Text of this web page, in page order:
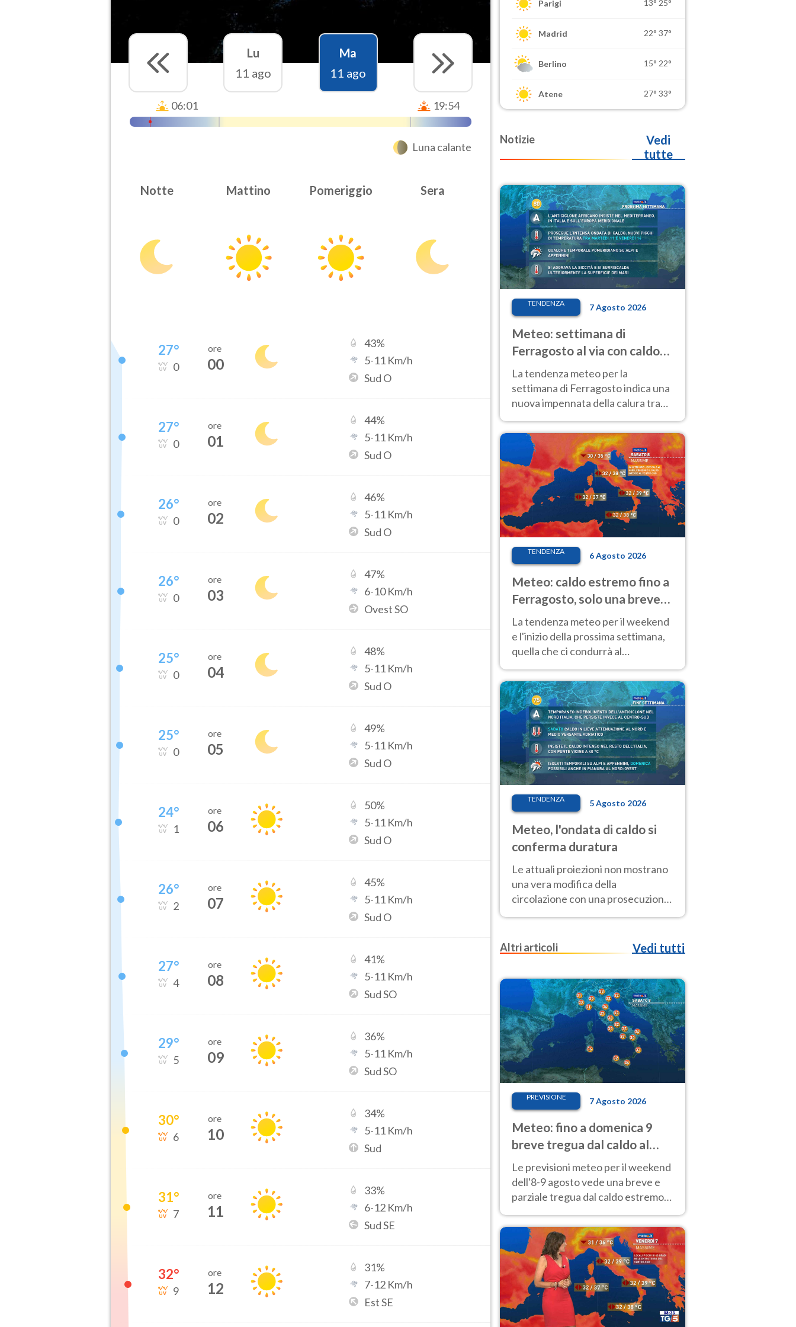
Lu
11 ago
Ma
11 ago
06:01 19:54
Luna calante
Notte Mattino Pomeriggio Sera
27°
0
ore
00
43%
5-11 Km/h
Sud O
27°
0
ore
01
44%
5-11 Km/h
Sud O
26°
0
ore
02
46%
5-11 Km/h
Sud O
26°
0
ore
03
47%
6-10Km/h
Ovest SO
25°
0
ore
04
48%
5-11 Km/h
Sud O
25°
0
ore
05
49%
5-11 Km/h
Sud O
24°
1
ore
06
50%
5-11 Km/h
Sud O
26°
2
ore
07
45%
5-11 Km/h
Sud O
27°
4
ore
08
41%
5-11 Km/h
Sud SO
29°
5
ore
09
36%
5-11 Km/h
Sud SO
30°
6
ore
10
34%
5-11 Km/h
Sud
31°
7
ore
11
33%
6-12 Km/h
Sud SE
32°
9
ore
12
31%
7-12 Km/h
Est SE
Parigi 13° 25°
Madrid 22° 37°
Berlino 15° 22°
Atene 27° 33°
Notizie
Vedi
tutte
TENDENZA 7 Agosto 2026
Meteo: settimana di
Ferragosto al via con caldo
intenso e qualche temporale
La tendenza meteo per la
settimana di Ferragosto indica una
nuova impennata della calura tra
anche al Nord.
TENDENZA 6 Agosto 2026
Meteo: caldo estremo fino a
Ferragosto, solo una breve
pausa. Ecco dove
La tendenza meteo per il weekend
e l'inizio della prossima settimana,
quella che ci condurrà al
temperature molto elevate
TENDENZA 5 Agosto 2026
Meteo, l'ondata di caldo si
conferma duratura
Le attuali proiezioni non mostrano
una vera modifica della
circolazione con una prosecuzione
del caldo fuori scala per molti
Ferragosto
Altri articoli Vedi tutti
PREVISIONE 7 Agosto 2026
Meteo: fino a domenica 9
breve tregua dal caldo al
Nord! Altrove calura e afa
Le previsioni meteo per il weekend
dell'8-9 agosto vede una breve e
parziale tregua dal caldo estremo
40 gradi.